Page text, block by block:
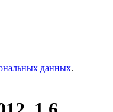
данных.